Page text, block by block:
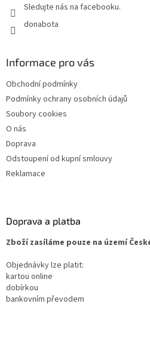
Sledujte nás na facebooku.
donabota
Informace pro vás
Obchodní podmínky
Podmínky ochrany osobních údajů
Soubory cookies
O nás
Doprava
Odstoupení od kupní smlouvy
Reklamace
Doprava a platba
Zboží zasíláme pouze na území
Objednávky lze platit:
kartou online
dobírkou
bankovním převodem